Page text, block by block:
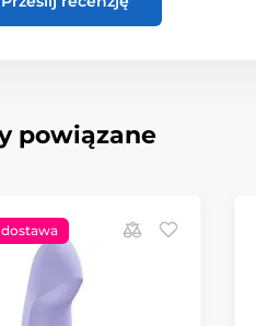
powiązane